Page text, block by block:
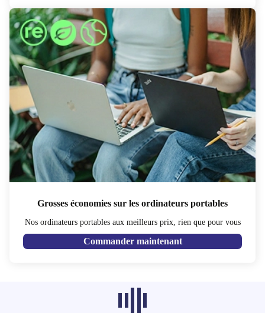
Grosses économies sur les ordinateurs portables
Nos ordinateurs portables aux meilleurs prix, rien que pour vous
Commander maintenant
Les produits recommandés dans d'autres
catégories ne se chargent pas pour le